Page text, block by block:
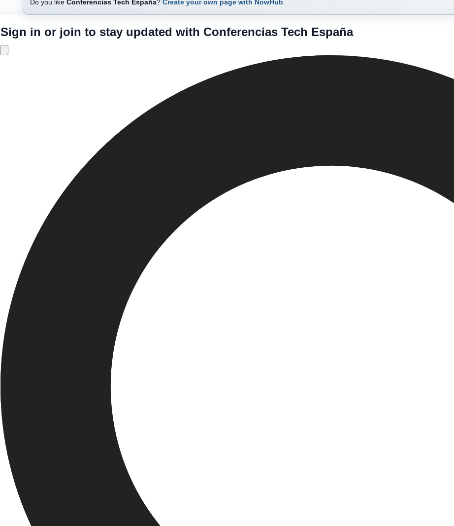
Do you like Conferencias Tech España? Create your own page with NowHub.
Sign in or join to stay updated with Conferencias Tech España